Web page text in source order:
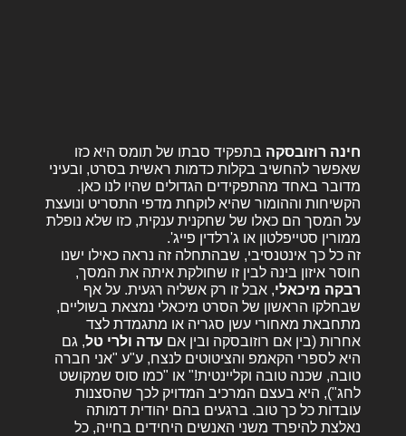
חינה רוזובסקה בתפקיד סבתו של תומס היא כזו
שאפשר להחשיב בקלות כדמות ראשית בסרט, ובעיני
מדובר באחד מהתפקידים הגדולים שהיו לנו כאן.
הקשיחות וההומור שהיא לוקחת מדפי התסריט ונועצת
על המסך הם כאלו של שחקנית ענקית, כזו שלא נופלת
ממורין סטייפלטון או ג'רלדין פייג'.
זה כל כך אינטנסיבי, שבהתחלה זה נראה כאילו ישנו
חוסר איזון בינה לבין זו שחולקת איתה את המסך,
רבקה מיכאלי, אבל זו רק אשליה רגעית. על אף
שבחלקו הראשון של הסרט מיכאלי נמצאת בשוליים,
מתחבאת מאחורי עשן סגריה או מתגמדת לצד
אחרות (בין אם רוזובסקה ובין אם עדה ולרי טל, גם
היא לספרי הקאמפ והציטוטים לנצח, ע"ע "אני חברה
טובה, שכנה טובה וקליינטית!" או "כמו סוס שמקושט
לחג"), היא בעצם המרכיב המדויק לכך שהסצנות
עובדות כל כך טוב. ברגעים בהם יהודית דמותה
נאלצת להיפרד משני האנשים היחידים בחייה, כל